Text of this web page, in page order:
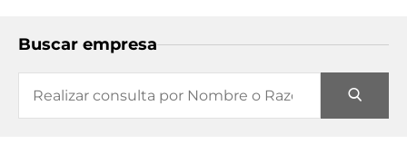
Buscar empresa